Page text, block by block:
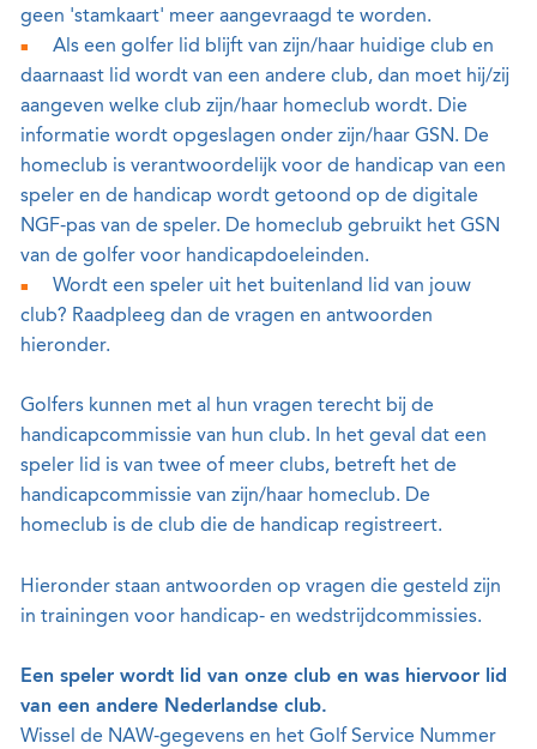
geen 'stamkaart' meer aangevraagd te worden.
Als een golfer lid blijft van zijn/haar huidige club en
daarnaast lid wordt van een andere club, dan moet hij/zij
aangeven welke club zijn/haar homeclub wordt. Die
informatie wordt opgeslagen onder zijn/haar GSN. De
homeclub is verantwoordelijk voor de handicap van een
speler en de handicap wordt getoond op de digitale
NGF-pas van de speler. De homeclub gebruikt het GSN
van de golfer voor handicapdoeleinden.
Wordt een speler uit het buitenland lid van jouw
club? Raadpleeg dan de vragen en antwoorden
hieronder.
Golfers kunnen met al hun vragen terecht bij de
handicapcommissie van hun club. In het geval dat een
speler lid is van twee of meer clubs, betreft het de
handicapcommissie van zijn/haar homeclub. De
homeclub is de club die de handicap registreert.
Hieronder staan antwoorden op vragen die gesteld zijn
in trainingen voor handicap- en wedstrijdcommissies.
Een speler wordt lid van onze club en was hiervoor lid
van een andere Nederlandse club.
Wissel de NAW-gegevens en het Golf Service Nummer